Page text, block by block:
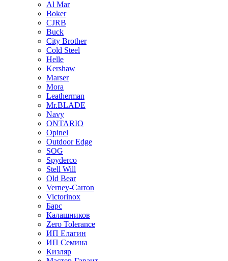
Al Mar
Boker
CJRB
Buck
City Brother
Cold Steel
Helle
Kershaw
Marser
Mora
Leatherman
Mr.BLADE
Navy
ONTARIO
Opinel
Outdoor Edge
SOG
Spyderco
Stell Will
Old Bear
Verney-Carron
Victorinox
Барс
Калашников
Zero Tolerance
ИП Елагин
ИП Семина
Кизляр